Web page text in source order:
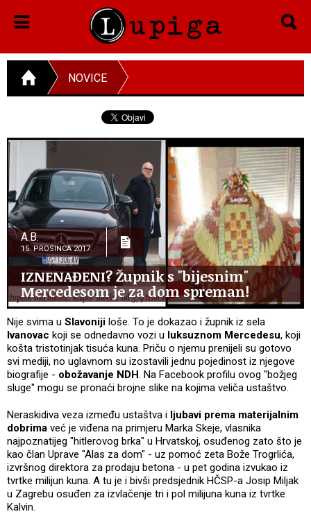
NOVICE
A.B.
15. PROSINCA 2017.
IZNENAĐENI? Župnik s "bijesnim"
Mercedesom je za dom spreman!
Nije svima u Slavoniji loše. To je dokazao i župnik iz sela
Ivanovac koji se odnedavno vozi u luksuznom Mercedesu, koji
košta tristotinjak tisuća kuna. Priču o njemu prenijeli su gotovo
svi mediji, no uglavnom su izostavili jednu pojedinost iz njegove
biografije - obožavanje NDH. Na Facebook profilu ovog "božjeg
sluge" mogu se pronaći brojne slike na kojima veliča ustaštvo.
Neraskidiva veza između ustaštva i ljubavi prema materijalnim
dobrima već je viđena na primjeru Marka Skeje, vlasnika
najpoznatijeg "hitlerovog brka" u Hrvatskoj, osuđenog zato što je
kao član Uprave "Alas za dom" - uz pomoć zeta Bože Trogrlića,
izvršnog direktora za prodaju betona - u pet godina izvukao iz
tvrtke milijun kuna. A tu je i bivši predsjednik HČSP-a Josip Miljak
u Zagrebu osuđen za izvlačenje tri i pol milijuna kuna iz tvrtke
Kalvin.